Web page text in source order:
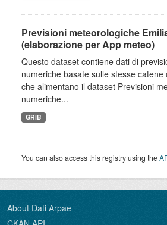
Previsioni meteorologiche
(elaborazione per App meteo)
Questo dataset contiene dati di
numeriche basate sulle stesse catene
che alimentano il dataset Previsioni
numeriche...
GRIB
You can also access this registry using the
About Dati Arpae